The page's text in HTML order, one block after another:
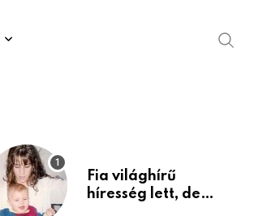
Fia világhírű
híresség lett, de